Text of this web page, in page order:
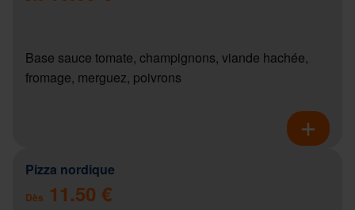
Base sauce tomate, champignons, viande hachée,
fromage, merguez, poivrons
Pizza nordique
Dès 11.50 €